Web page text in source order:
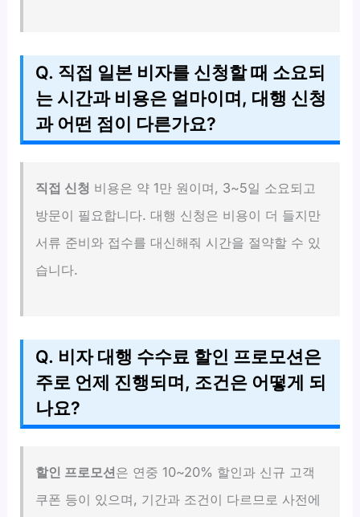
Q. 직접 일본 비자를 신청할 때 소요되
는 시간과 비용은 얼마이며, 대행 신청
과 어떤 점이 다른가요?
직접 신청 비용은 약 1만 원이며, 3~5일 소요되고
방문이 필요합니다. 대행 신청은 비용이 더 들지만
서류 준비와 접수를 대신해줘 시간을 절약할 수 있
습니다.
Q. 비자 대행 수수료 할인 프로모션은
주로 언제 진행되며, 조건은 어떻게 되
나요?
할인 프로모션은 연중 10~20% 할인과 신규 고객
쿠폰 등이 있으며, 기간과 조건이 다르므로 사전에